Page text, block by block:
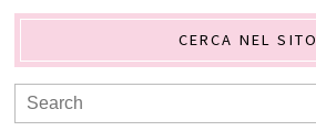
CERCA NEL SITO